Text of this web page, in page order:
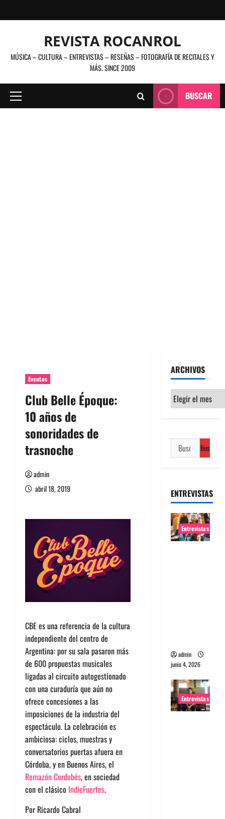
al
REVISTA ROCANROL
MÚSICA – CULTURA – ENTREVISTAS – RESEÑAS – FOTOGRAFÍA DE RECITALES Y
MÁS. SINCE 2009
Menú
BUSCAR
Eventos
Club Belle Époque:
10 años de
sonoridades de
trasnoche
admin
abril 18, 2019
CBE es una referencia de la cultura
independiente del centro de
Argentina: por su sala pasaron más
de 600 propuestas musicales
ligadas al circuito autogestionado
con una curaduría que aún no
ofrece concesiones a las
imposiciones de la industria del
espectáculo. La celebración es
ambiciosa: ciclos, muestras y
conversatorios puertas afuera en
Córdoba, y en Buenos Aires, el
Remazón Cordobés, en sociedad
con el clásico IndieFuertes.
Por Ricardo Cabral
ARCHIVOS
Archivos
Buscar:
ENTREVISTAS
Entrevistas
admin
junio 4, 2026
Entrevistas